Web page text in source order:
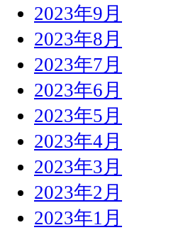
2023年9月
2023年8月
2023年7月
2023年6月
2023年5月
2023年4月
2023年3月
2023年2月
2023年1月